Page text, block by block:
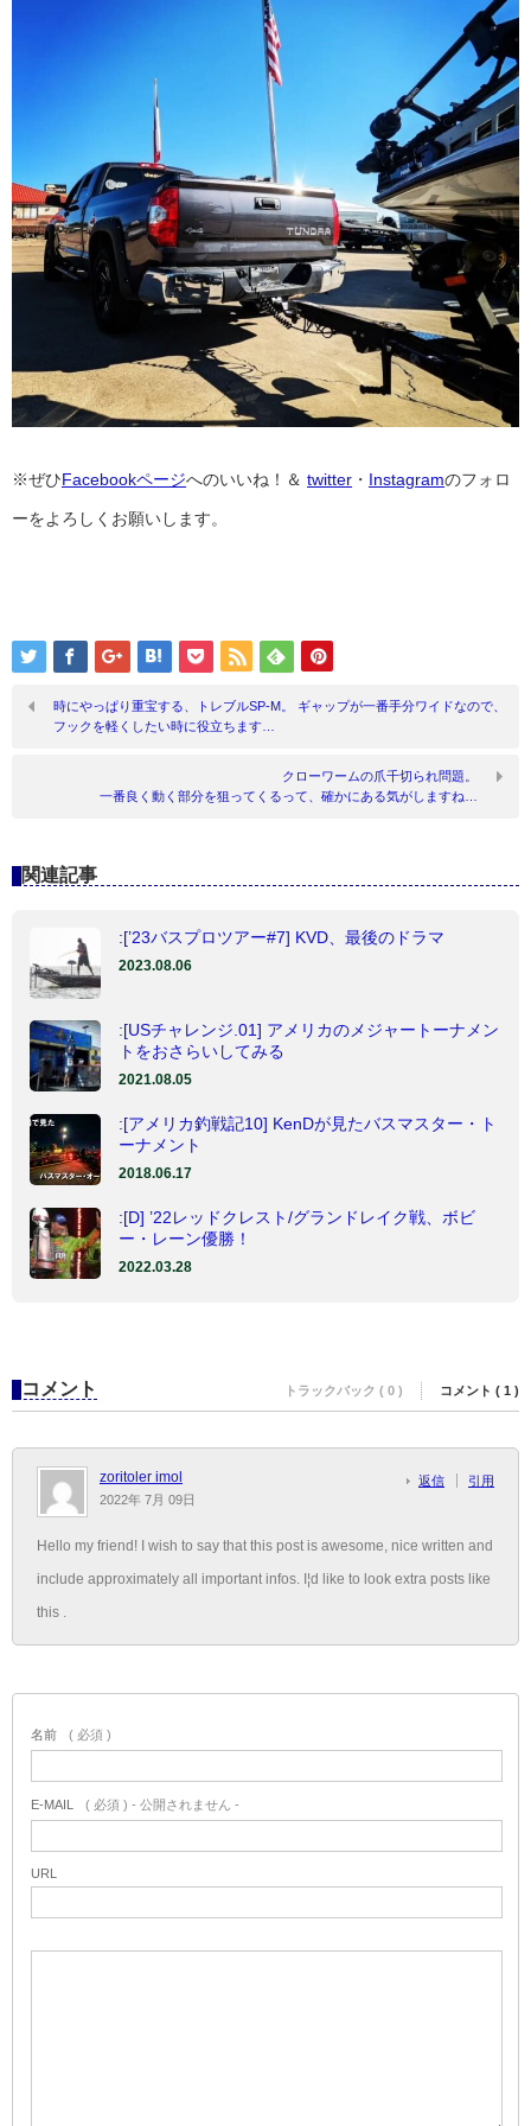
※ぜひFacebookページへのいいね！＆ twitter ・ Instagramのフォロ
ーをよろしくお願いします。
時にやっぱり重宝する、トレブルSP-M。 ギャップが一番手分ワイドなので、
フックを軽くしたい時に役立ちます…
クローワームの爪千切られ問題。
一番良く動く部分を狙ってくるって、確かにある気がしますね…
関連記事
:[’23バスプロツアー#7] KVD、最後のドラマ
2023.08.06
:[USチャレンジ.01] アメリカのメジャートーナメン
トをおさらいしてみる
2021.08.05
:[アメリカ釣戦記10] KenDが見たバスマスター・ト
ーナメント
2018.06.17
:[D] ’22レッドクレスト/グランドレイク戦、ボビ
ー・レーン優勝！
2022.03.28
コメント トラックバック ( 0 ) コメント ( 1 )
zoritoler imol
2022年 7月 09日
返信 引用
Hello my friend! I wish to say that this post is awesome, nice written and
include approximately all important infos. I¦d like to look extra posts like
this .
名前 ( 必須 )
E-MAIL ( 必須 ) - 公開されません -
URL